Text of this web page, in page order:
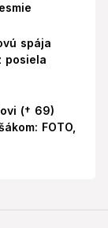
spája
posiela
(† 69)
FOTO,